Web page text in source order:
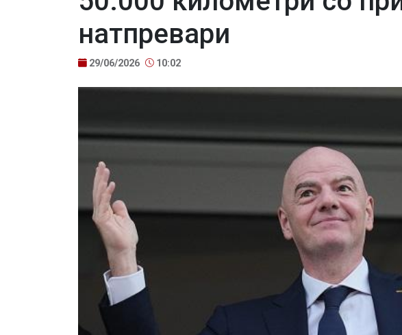
натпревари
29/06/2026 10:02